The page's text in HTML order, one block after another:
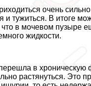
очень сильно
и тужиться. В итоге
в мочевом пузыре
жидкости.
в хроническую
растянуться. Это